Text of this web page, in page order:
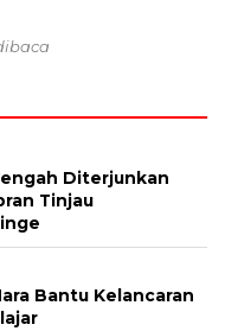
Diterjunkan
Tinjau
Bantu Kelancaran